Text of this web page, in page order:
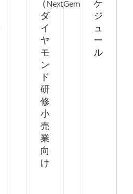
（NextGem）
ダ
イ
ヤ
モ
ン
ド
研
修
小
売
業
向
け
ケ
ジ
ュ
ー
ル